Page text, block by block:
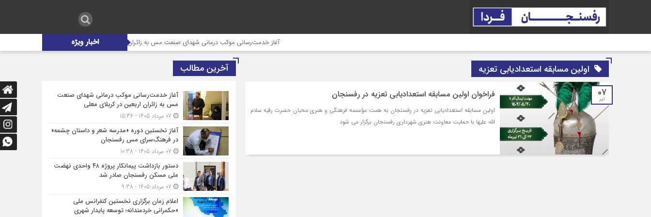
اخبار ویژهآغاز خدمت‌رسانی موکب درمانی شهدای صنعت مس به زائران اربعین در کربلای معلی
اولین مسابقه استعدادیابی تعزیه
07
تیر فراخوان اولین مسابقه استعدادیابی تعزیه در رفسنجان
اولین مسابقه استعدادیابی تعزیه در رفسنجان به همت مؤسسه فرهنگی و هنری محبان حضرت رقیه سلام
الله علیها با حمایت معاونت هنری شهرداری رفسنجان برگزار می شود
آخرین مطالب
آغاز خدمت‌رسانی موکب درمانی شهدای صنعت
مس به زائران اربعین در کربلای معلی
آغاز نخستین دوره «مدرسه شعر و داستان چشمه»
در فرهنگ‌سرای مس رفسنجان
دستور بازداشت پیمانکار پروژه ۴۸ واحدی نهضت
ملی مسکن رفسنجان صادر شد
اعلام زمان برگزاری نخستین کنفرانس ملی
«حکمرانی خردمندانه؛ توسعه پایدار شهری